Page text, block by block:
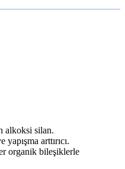
alkoksi silan.
arttırıcı.
organik bileşiklerle